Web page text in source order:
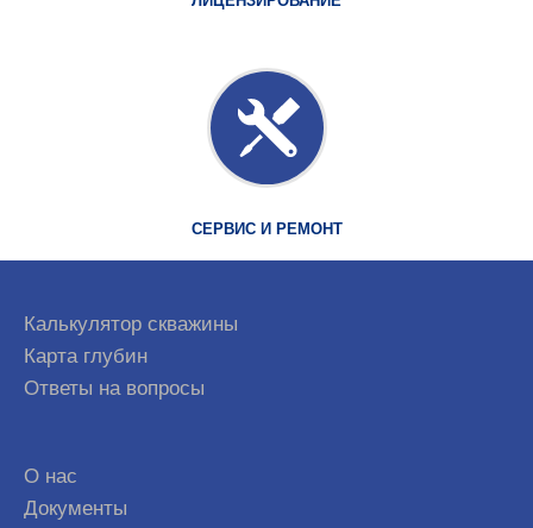
СЕРВИС И РЕМОНТ
Калькулятор скважины
Карта глубин
Ответы на вопросы
О нас
Документы